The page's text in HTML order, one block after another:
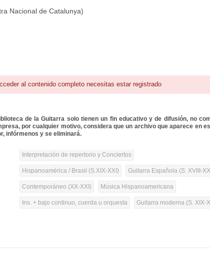
Nacional de Catalunya)
al contenido completo necesitas estar registrado
de la Guitarra solo tienen un fin educativo y de difusión, no
por cualquier motivo, considera que un archivo que aparece en
infórmenos y se eliminará.
Interpretación de repertorio y Conciertos
Hispanoamérica / Brasil (S.XIX-XXI) Guitarra Española (S. XVIII-
Contemporáneo (XX-XXI) Música Hispanoamericana
Ins. + bajo continuo, cuerda u orquesta Guitarra moderna (S. XIX-